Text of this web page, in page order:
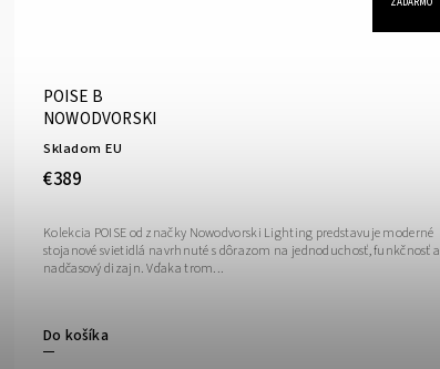
ZADARMO
POISE B
NOWODVORSKI
Skladom EU
€389
Do košíka
Kolekcia POISE od značky Nowodvorski Lighting predstavuje moderné
stojanové svietidlá navrhnuté s dôrazom na jednoduchosť, funkčnosť a
nadčasový dizajn. Vďaka trom...